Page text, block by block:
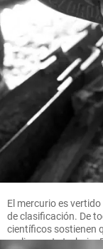
El mercurio es
de clasificación. De
científicos sostienen
realizar este trabajo.